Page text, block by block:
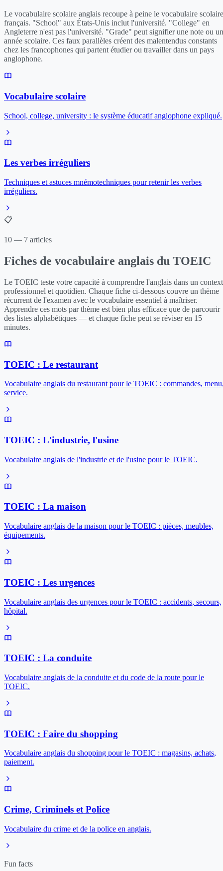
Le vocabulaire scolaire anglais recoupe à peine le vocabulaire scolaire
français. "School" aux États-Unis inclut l'université. "College" en
Angleterre n'est pas l'université. "Grade" peut signifier une note ou
année scolaire. Ces faux parallèles créent des malentendus constants
chez les francophones qui partent étudier ou travailler dans un pays
anglophone.
Vocabulaire scolaire
School, college, university : le système éducatif anglophone expliqué.
Les verbes irréguliers
Techniques et astuces mnémotechniques pour retenir les verbes
irréguliers.
📋
10 — 7 articles
Fiches de vocabulaire anglais du TOEIC
Le TOEIC teste votre capacité à comprendre l'anglais dans un
professionnel et quotidien. Chaque fiche ci-dessous couvre un thème
récurrent de l'examen avec le vocabulaire essentiel à maîtriser.
Apprendre ces mots par thème est bien plus efficace que de parcourir
des listes alphabétiques — et chaque fiche peut se réviser en 15
minutes.
TOEIC : Le restaurant
Vocabulaire anglais du restaurant pour le TOEIC : commandes,
service.
TOEIC : L'industrie, l'usine
Vocabulaire anglais de l'industrie et de l'usine pour le TOEIC.
TOEIC : La maison
Vocabulaire anglais de la maison pour le TOEIC : pièces, meubles,
équipements.
TOEIC : Les urgences
Vocabulaire anglais des urgences pour le TOEIC : accidents, secours,
hôpital.
TOEIC : La conduite
Vocabulaire anglais de la conduite et du code de la route pour le
TOEIC.
TOEIC : Faire du shopping
Vocabulaire anglais du shopping pour le TOEIC : magasins, achats,
paiement.
Crime, Criminels et Police
Vocabulaire du crime et de la police en anglais.
Fun facts